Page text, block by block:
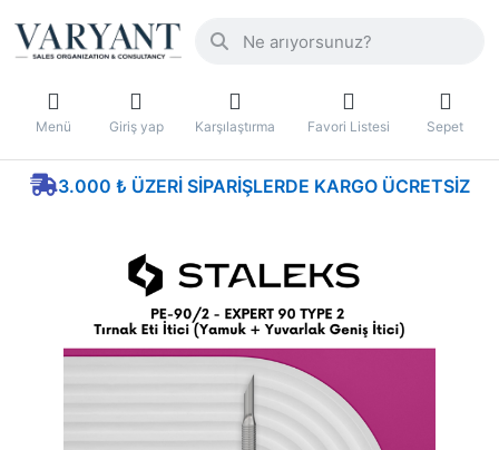
Menü Giriş yap Karşılaştırma Favori Listesi Sepet
3.000 ₺ ÜZERI SIPARIŞLERDE KARGO ÜCRETSIZ